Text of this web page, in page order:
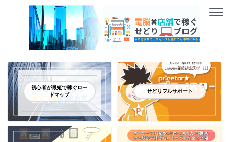
初心者が最短で稼ぐロー
ドマップ
せどりフルサポート